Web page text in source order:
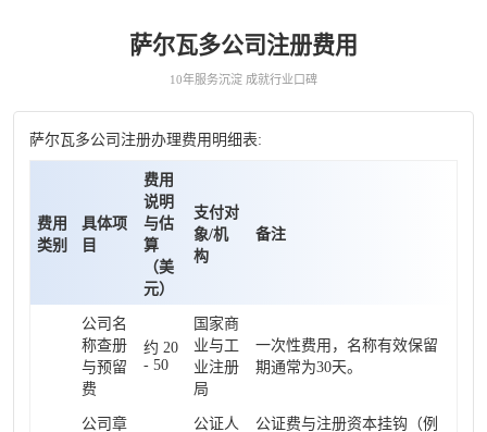
萨尔瓦多公司注册费用
10年服务沉淀 成就行业口碑
萨尔瓦多公司注册办理费用明细表:
费用
类别
具体项
目
费用
说明
与估
算
（美
元）
支付对
象/机
构
备注
公司名
称查册
与预留
费
约 20
- 50
国家商
业与工
业注册
局
一次性费用，名称有效保留
期通常为30天。
公司章
公证人
公证费与注册资本挂钩（例